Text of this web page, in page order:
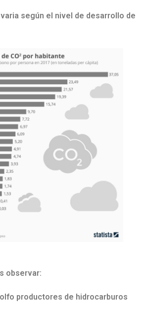
según el nivel de desarrollo de
observar:
productores de hidrocarburos